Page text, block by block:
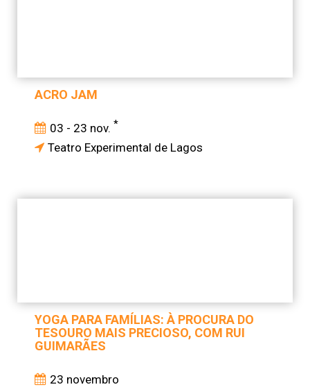
ACRO JAM
03 - 23 nov. *
Teatro Experimental de Lagos
YOGA PARA FAMÍLIAS: À PROCURA DO
TESOURO MAIS PRECIOSO, COM RUI
GUIMARÃES
23 novembro